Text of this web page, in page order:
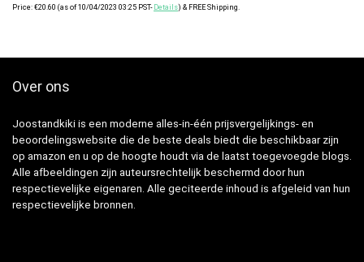
Price: €20.60 (as of 10/04/2023 03:25 PST- Details) & FREE Shipping.
Over ons
Joostandkiki is een moderne alles-in-één prijsvergelijkings- en
beoordelingswebsite die de beste deals biedt die beschikbaar zijn
op amazon en u op de hoogte houdt via de laatst toegevoegde blogs.
Alle afbeeldingen zijn auteursrechtelijk beschermd door hun
respectievelijke eigenaren. Alle geciteerde inhoud is afgeleid van hun
respectievelijke bronnen.